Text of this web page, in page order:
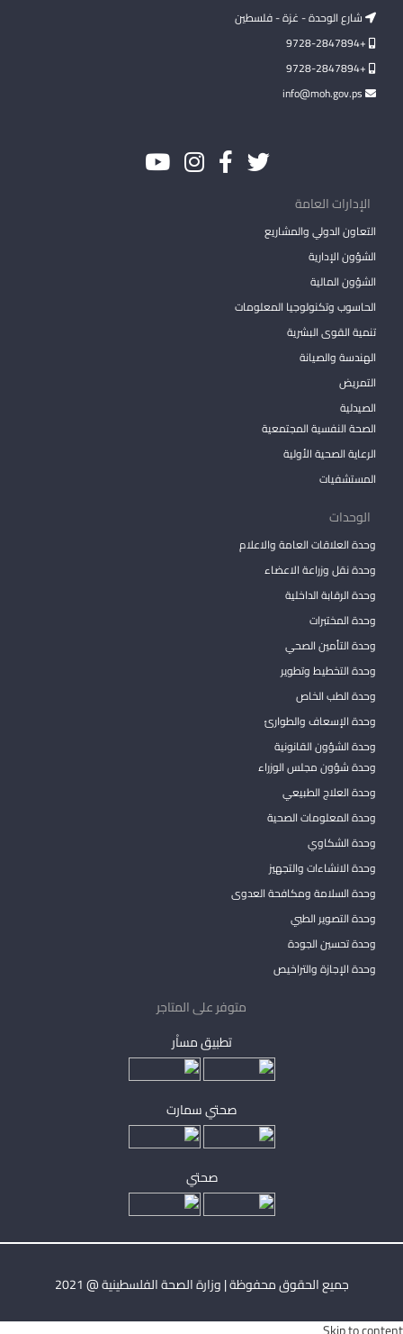
شارع الوحدة - غزة - فلسطين
+9728-2847894
+9728-2847894
الإدارات العامة
التعاون الدولي والمشاريع
الشؤون الإدارية
الشؤون المالية
الحاسوب وتكنولوجيا المعلومات
تنمية القوى البشرية
الهندسة والصيانة
التمريض
الصيدلية
الصحة النفسية المجتمعية
الرعاية الصحية الأولية
المستشفيات
الوحدات
وحدة العلاقات العامة والاعلام
وحدة نقل وزراعة الاعضاء
وحدة الرقابة الداخلية
وحدة المختبرات
وحدة التأمين الصحي
وحدة التخطيط وتطوير
وحدة الطب الخاص
وحدة الإسعاف والطوارئ
وحدة الشؤون القانونية
وحدة شؤون مجلس الوزراء
وحدة العلاج الطبيعي
وحدة المعلومات الصحية
وحدة الشكاوي
وحدة الانشاءات والتجهيز
وحدة السلامة ومكافحة العدوى
وحدة التصوير الطبي
وحدة تحسين الجودة
وحدة الإجازة والتراخيص
متوفر على المتاجر
تطبيق مساْر
صحتي سمارت
صحتي
جميع الحقوق محفوظة | وزارة الصحة الفلسطينية @ 2021